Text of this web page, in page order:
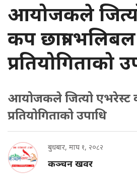
आयोजकले
कप छात्रा भलिबल
प्रतियोगिताको
आयोजकले जित्यो एभरेस्ट
प्रतियोगिताको उपाधि
बुधबार, माघ १, २०८२
कञ्चन खवर